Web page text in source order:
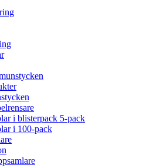
i blisterpack 5-pack
i 100-pack